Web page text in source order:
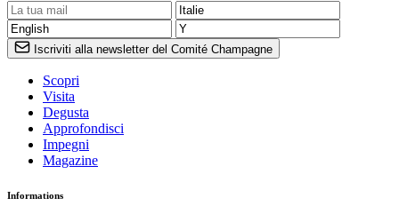
Iscriviti alla newsletter del Comité Champagne
Scopri
Visita
Degusta
Approfondisci
Impegni
Magazine
Informations